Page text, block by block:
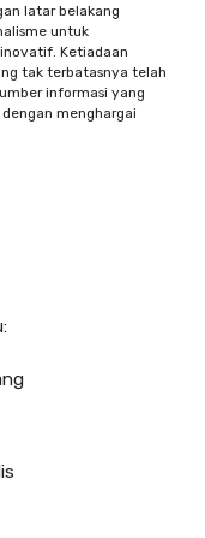
latar belakang
untuk
Ketiadaan
tak terbatasnya telah
informasi yang
menghargai